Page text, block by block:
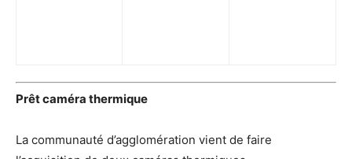
Prêt caméra thermique
La communauté d’agglomération vient de faire